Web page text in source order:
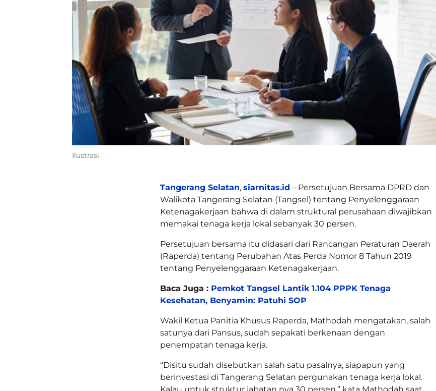
Ilustrasi
Tangerang Selatan, siarnitas.id – Persetujuan Bersama DPRD dan
Walikota Tangerang Selatan (Tangsel) tentang Penyelenggaraan
Ketenagakerjaan bahwa di dalam struktural perusahaan diwajibkan
memakai tenaga kerja lokal sebanyak 30 persen.
Persetujuan bersama itu didasari dari Rancangan Peraturan Daerah
(Raperda) tentang Perubahan Atas Perda Nomor 8 Tahun 2019
tentang Penyelenggaraan Ketenagakerjaan.
Baca Juga : Pemkot Tangsel Lantik 1.104 PPPK Tenaga
Kesehatan, Benyamin: Patuhi SOP
Wakil Ketua Panitia Khusus Raperda, Mathodah mengatakan, salah
satunya dari Pansus, sudah sepakati berkenaan dengan
penempatan tenaga kerja.
“Disitu sudah disebutkan salah satu pasalnya, siapapun yang
berinvestasi di Tangerang Selatan pergunakan tenaga kerja lokal.